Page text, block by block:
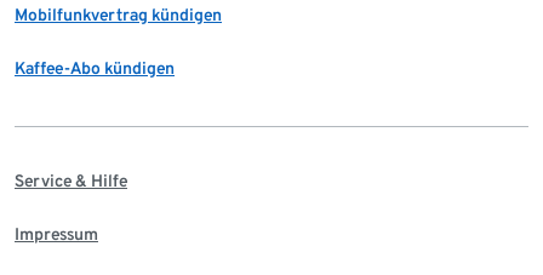
Mobilfunkvertrag kündigen
Kaffee-Abo kündigen
Service & Hilfe
Impressum